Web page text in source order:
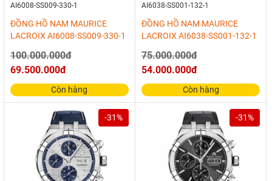
AI6008-SS009-330-1
ĐỒNG HỒ NAM MAURICE
LACROIX AI6008-SS009-330-1
100.000.000đ
69.500.000đ
Còn hàng
AI6038-SS001-132-1
ĐỒNG HỒ NAM MAURICE
LACROIX AI6038-SS001-132-1
75.000.000đ
54.000.000đ
Còn hàng
-31% -31%